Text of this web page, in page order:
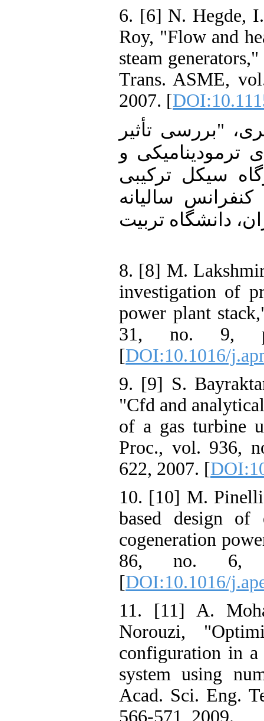
6. [6] N.
Roy, "Flow
steam
Trans.
2007. [
"بررسی تأثیر
و
سیکل ترکیبی
سالیانه
تربیت
8. [8] M.
investigation
power plant
31, no. 9,
[DOI:10.1016/
9. [9] S.
"Cfd and
of a gas
Proc., vol.
622, 2007. [
10. [10] M.
based
cogeneration
86, no.
[DOI:10.1016/
11. [11] A.
Norouzi,
configuration
system using
Acad. Sci.
566-571, 2009.